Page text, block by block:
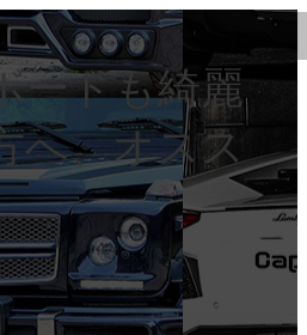
ードも綺麗
へ、オスス